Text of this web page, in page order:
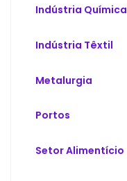
Indústria Química
Indústria Têxtil
Metalurgia
Portos
Setor Alimentício